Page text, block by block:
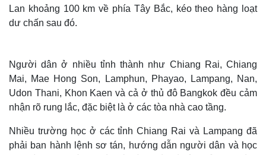
Lan khoảng 100 km về phía Tây Bắc, kéo theo hàng loạt
dư chấn sau đó.
Người dân ở nhiều tỉnh thành như Chiang Rai, Chiang
Mai, Mae Hong Son, Lamphun, Phayao, Lampang, Nan,
Udon Thani, Khon Kaen và cả ở thủ đô Bangkok đều cảm
nhận rõ rung lắc, đặc biệt là ở các tòa nhà cao tầng.
Nhiều trường học ở các tỉnh Chiang Rai và Lampang đã
phải ban hành lệnh sơ tán, hướng dẫn người dân và học